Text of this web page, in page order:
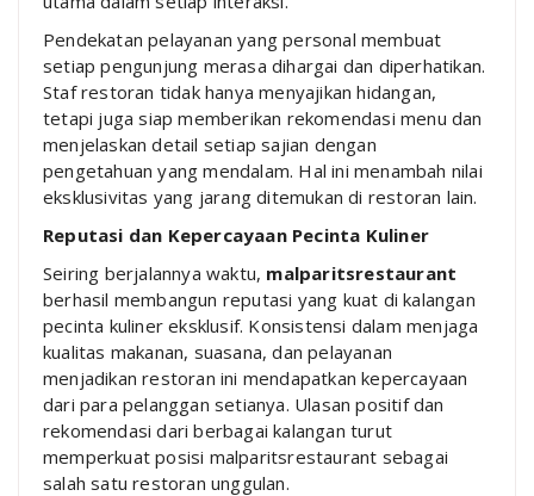
Pendekatan pelayanan yang personal membuat
setiap pengunjung merasa dihargai dan diperhatikan.
Staf restoran tidak hanya menyajikan hidangan,
tetapi juga siap memberikan rekomendasi menu dan
menjelaskan detail setiap sajian dengan
pengetahuan yang mendalam. Hal ini menambah nilai
eksklusivitas yang jarang ditemukan di restoran lain.
Reputasi dan Kepercayaan Pecinta Kuliner
Seiring berjalannya waktu, malparitsrestaurant
berhasil membangun reputasi yang kuat di kalangan
pecinta kuliner eksklusif. Konsistensi dalam menjaga
kualitas makanan, suasana, dan pelayanan
menjadikan restoran ini mendapatkan kepercayaan
dari para pelanggan setianya. Ulasan positif dan
rekomendasi dari berbagai kalangan turut
memperkuat posisi malparitsrestaurant sebagai
salah satu restoran unggulan.